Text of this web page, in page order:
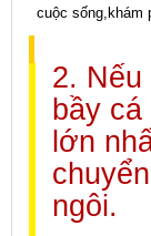
2.
bầy
lớn
ngôi.